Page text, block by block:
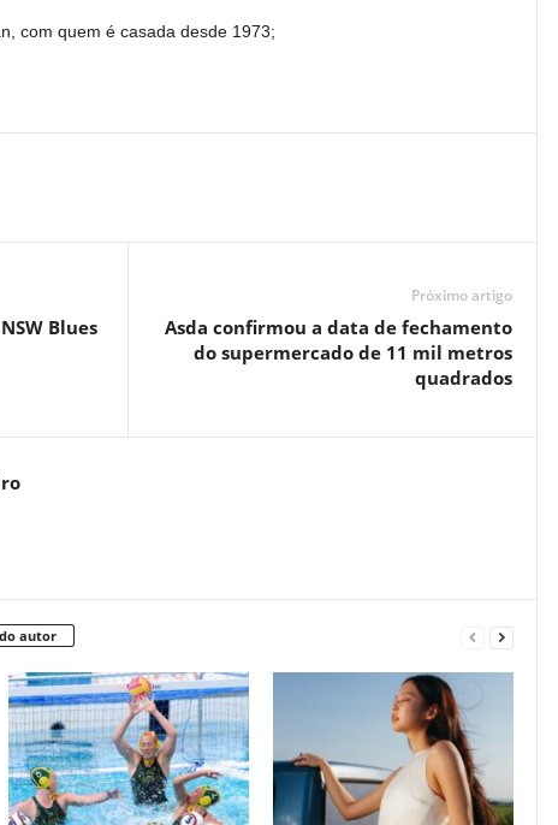
com quem é casada desde 1973;
Blues
Próximo artigo
Asda confirmou a data de fechamento
do supermercado de 11 mil metros
quadrados
autor